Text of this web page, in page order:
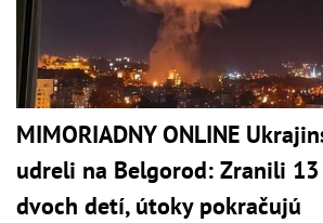
MIMORIADNY ONLINE
udreli na Belgorod: Zranili
dvoch detí, útoky pokračujú